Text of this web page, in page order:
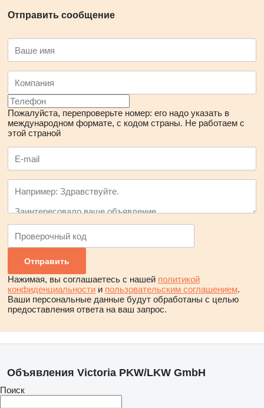
Отправить сообщение
Пожалуйста, перепроверьте номер: его надо указать в
международном формате, с кодом страны. Не работаем с
этой страной
Нажимая, вы соглашаетесь с нашей политикой
конфиденциальности и пользовательским соглашением.
Ваши персональные данные будут обработаны с целью
предоставления ответа на ваш запрос.
Объявления Victoria PKW/LKW GmbH
Поиск